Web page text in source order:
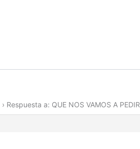
› Respuesta a: QUE NOS VAMOS A PEDIR